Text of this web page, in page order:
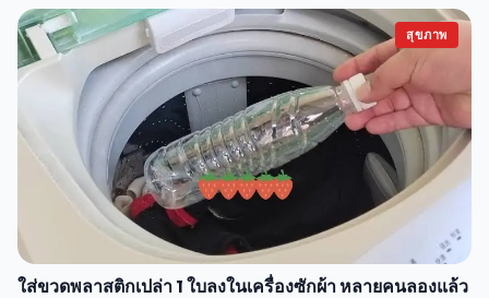
สุขภาพ
ใส่ขวดพลาสติกเปล่า 1 ใบลงในเครื่องซักผ้า หลายคนลองแล้ว